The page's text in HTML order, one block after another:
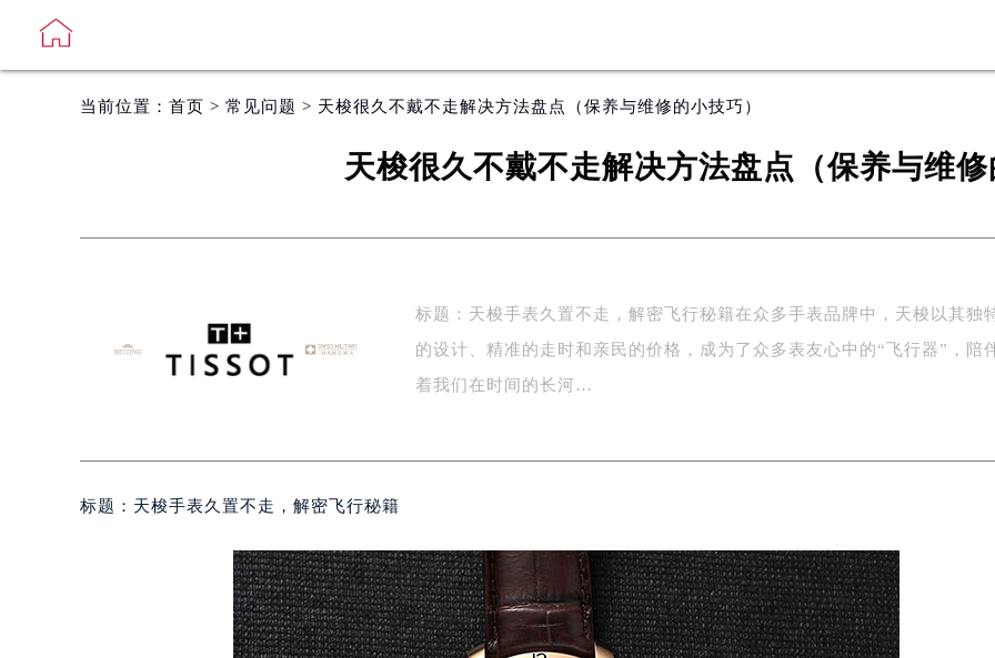
当前位置： 首页 > 常见问题 > 天梭很久不戴不走解决方法盘点（保养与维修的小技巧）
天梭很久不戴不走解决方法盘点（保养与维修
标题：天梭手表久置不走，解密飞行秘籍在众多手表品牌中，天梭以其独
的设计、精准的走时和亲民的价格，成为了众多表友心中的“飞行器”，陪
着我们在时间的长河…
标题：天梭手表久置不走，解密飞行秘籍